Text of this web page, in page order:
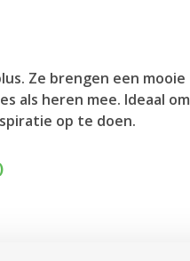
Ze brengen een mooie
als heren mee. Ideaal om
op te doen.